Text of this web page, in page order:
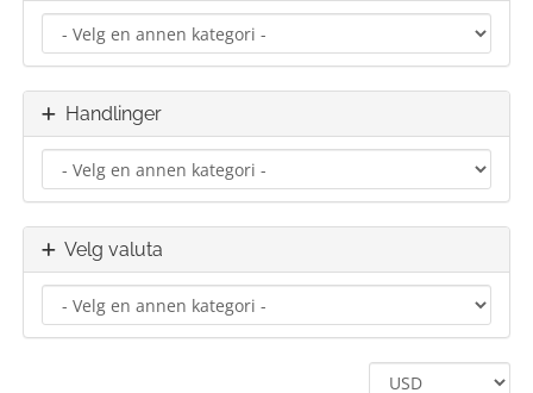
Handlinger
Velg valuta